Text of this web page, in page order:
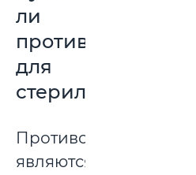
ли
противопоказания
для
стерилизации?
Противопоказаниями
являются